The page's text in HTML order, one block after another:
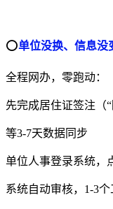
⭕单位没换、信息没
全程网办，零跑动：
先完成居住证签注（“
等3-7天数据同步
单位人事登录系统，
系统自动审核，1-3